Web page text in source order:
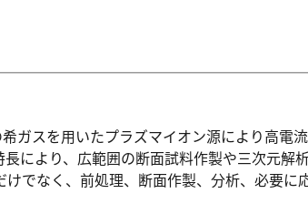
ガスを用いたプラズマイオン源により高
により、広範囲の断面試料作製や三次元解
でなく、前処理、断面作製、分析、必要